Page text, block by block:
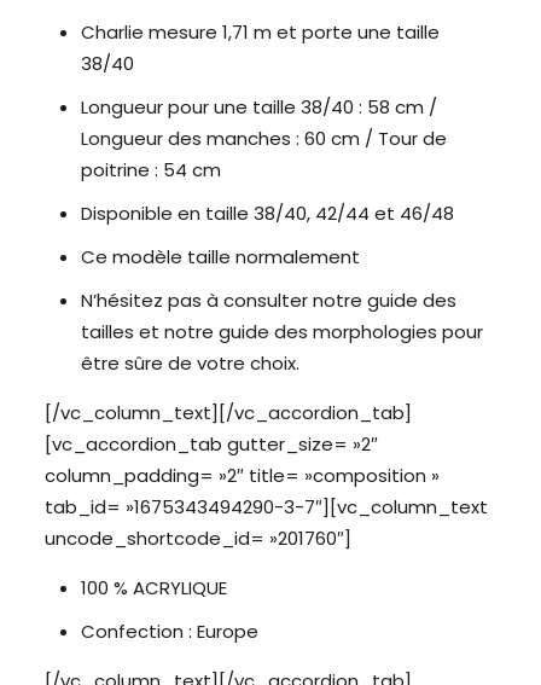
Charlie mesure 1,71 m et porte une taille
38/40
Longueur pour une taille 38/40 : 58 cm /
Longueur des manches : 60 cm / Tour de
poitrine : 54 cm
Disponible en taille 38/40, 42/44 et 46/48
Ce modèle taille normalement
N’hésitez pas à consulter notre guide des
tailles et notre guide des morphologies pour
être sûre de votre choix.
[/vc_column_text][/vc_accordion_tab]
[vc_accordion_tab gutter_size= »2″
column_padding= »2″ title= »composition »
tab_id= »1675343494290-3-7″][vc_column_text
uncode_shortcode_id= »201760″]
100 % ACRYLIQUE
Confection : Europe